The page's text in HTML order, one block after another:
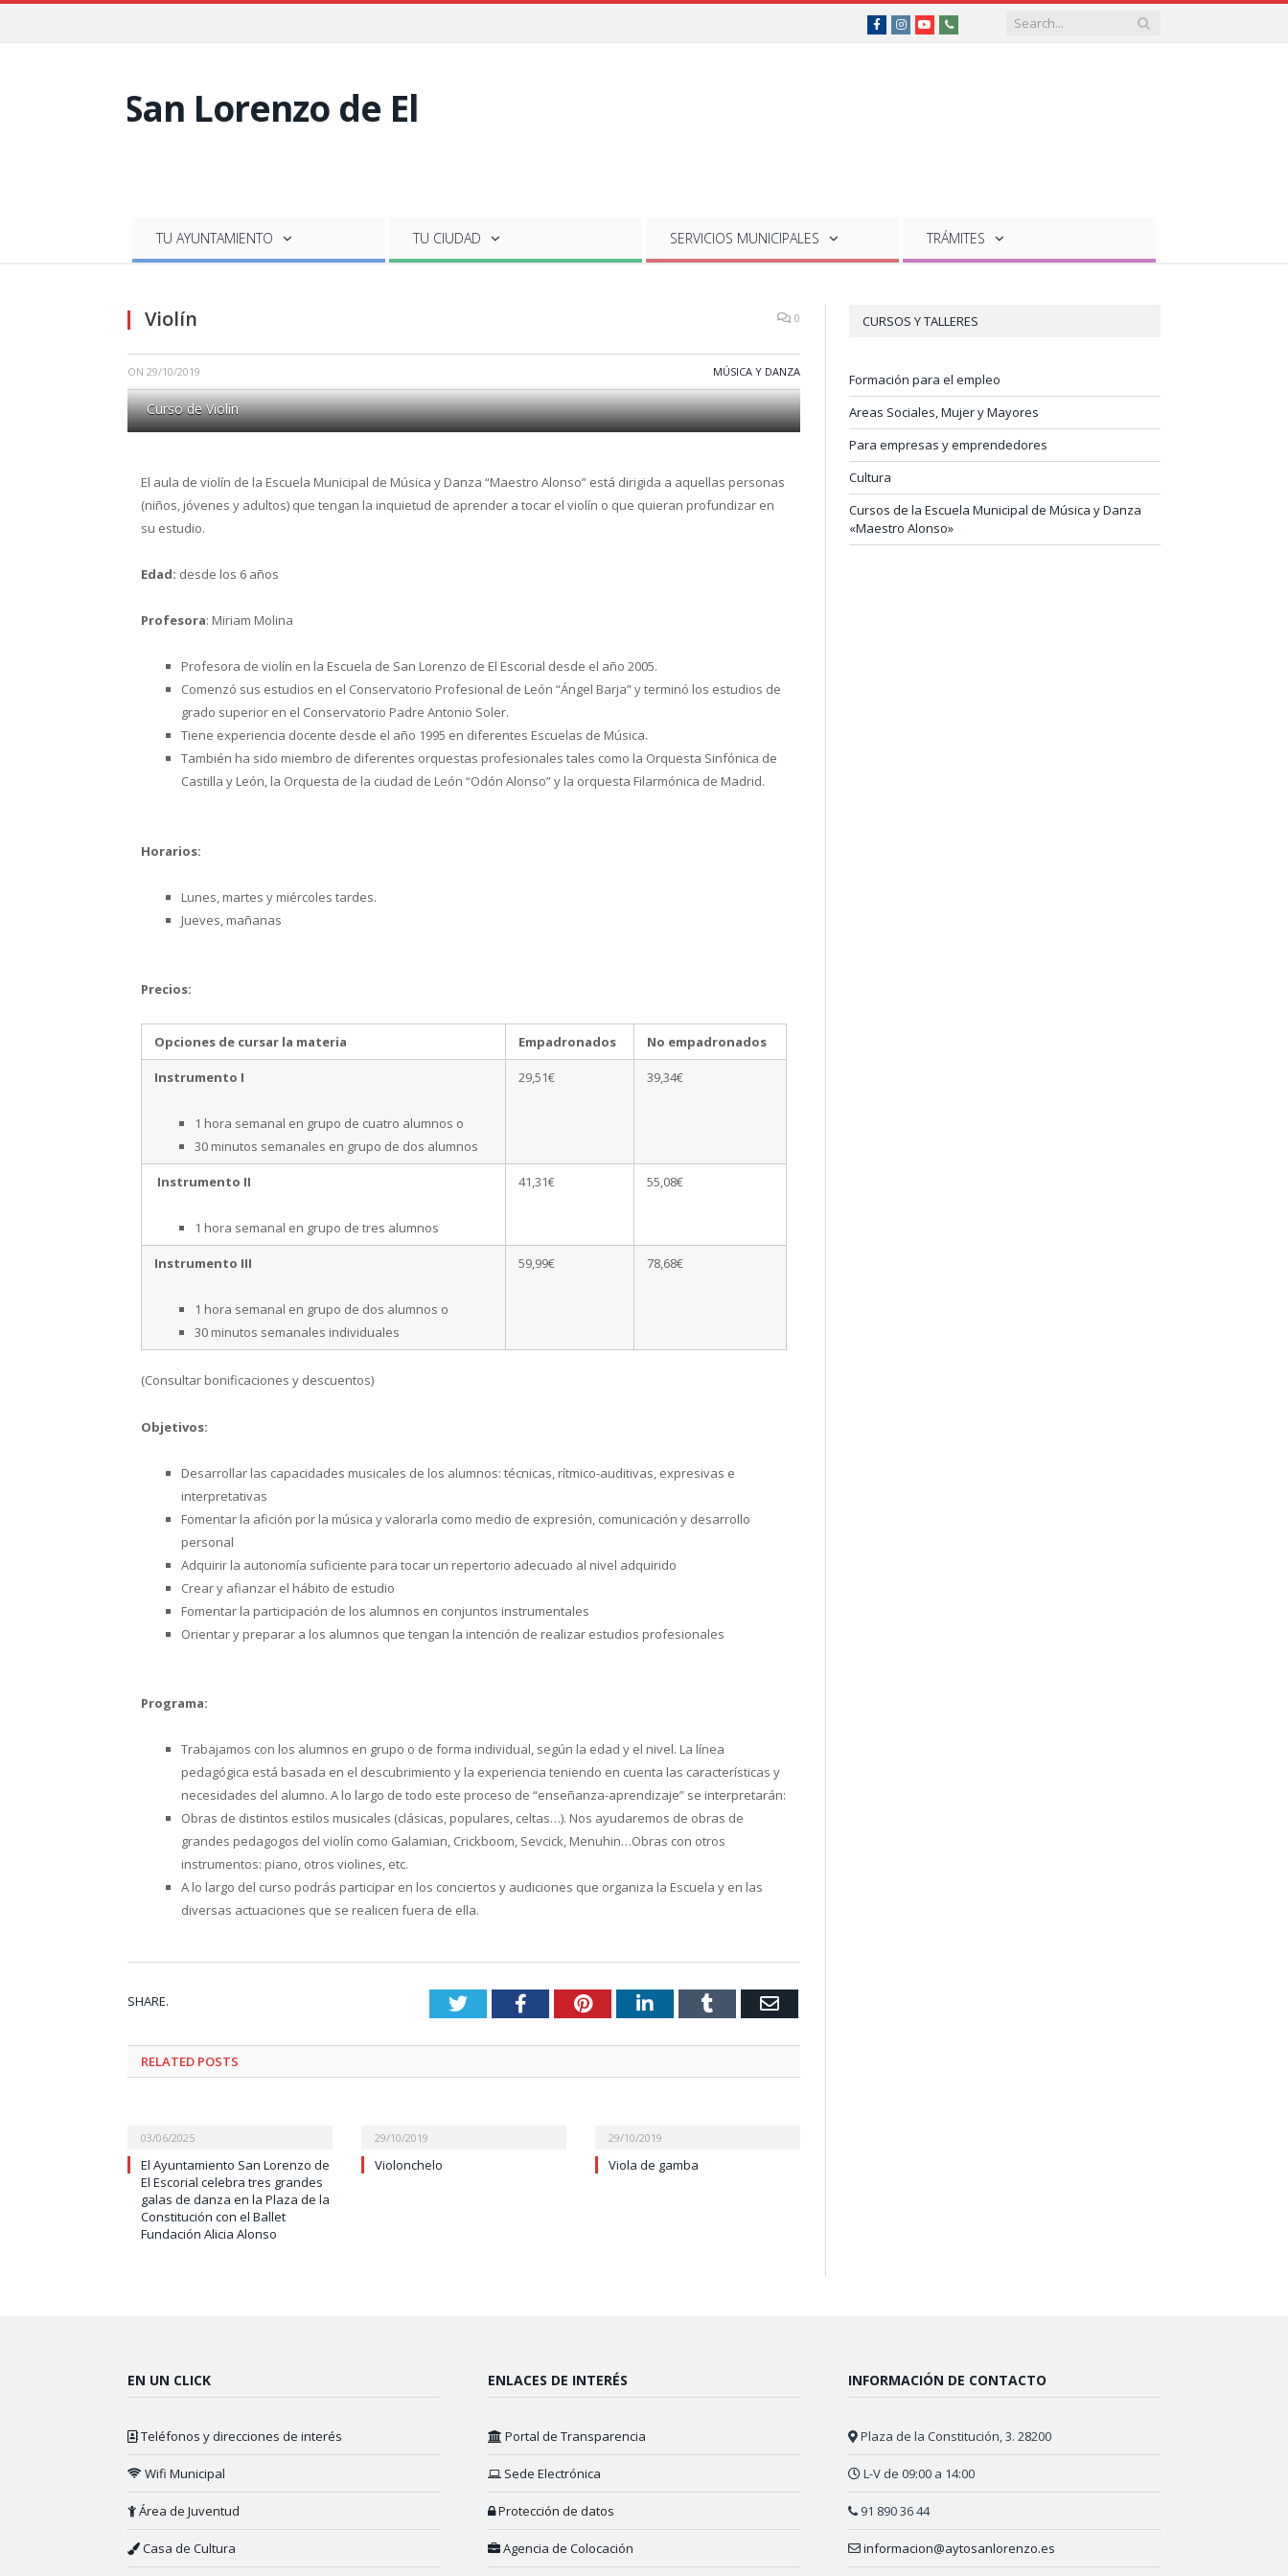
FacebookInstagramYouTubeTeléfonos
de
TU AYUNTAMIENTO TU CIUDAD SERVICIOS MUNICIPALES TRÁMITES
Violín 0
ON 29/10/2019 MÚSICA Y DANZA
Curso de Violín
El aula de violín de la Escuela Municipal de Música y Danza “Maestro Alonso” está dirigida a aquellas personas
(niños, jóvenes y adultos) que tengan la inquietud de aprender a tocar el violín o que quieran profundizar en
su estudio.
Edad: desde los 6 años
Profesora: Miriam Molina
Profesora de violín en la Escuela de San Lorenzo de El Escorial desde el año 2005.
Comenzó sus estudios en el Conservatorio Profesional de León “Ángel Barja” y terminó los estudios de
grado superior en el Conservatorio Padre Antonio Soler.
Tiene experiencia docente desde el año 1995 en diferentes Escuelas de Música.
También ha sido miembro de diferentes orquestas profesionales tales como la Orquesta Sinfónica de
Castilla y León, la Orquesta de la ciudad de León “Odón Alonso” y la orquesta Filarmónica de Madrid.
Horarios:
Lunes, martes y miércoles tardes.
Jueves, mañanas
Precios:
Opciones de cursar la materia Empadronados No empadronados
Instrumento I
1 hora semanal en grupo de cuatro alumnos o
30 minutos semanales en grupo de dos alumnos
29,51€ 39,34€
Instrumento II
1 hora semanal en grupo de tres alumnos
41,31€ 55,08€
Instrumento III
1 hora semanal en grupo de dos alumnos o
30 minutos semanales individuales
59,99€ 78,68€
(Consultar bonificaciones y descuentos)
Objetivos:
Desarrollar las capacidades musicales de los alumnos: técnicas, rítmico-auditivas, expresivas e
interpretativas
Fomentar la afición por la música y valorarla como medio de expresión, comunicación y desarrollo
personal
Adquirir la autonomía suficiente para tocar un repertorio adecuado al nivel adquirido
Crear y afianzar el hábito de estudio
Fomentar la participación de los alumnos en conjuntos instrumentales
Orientar y preparar a los alumnos que tengan la intención de realizar estudios profesionales
Programa:
Trabajamos con los alumnos en grupo o de forma individual, según la edad y el nivel. La línea
pedagógica está basada en el descubrimiento y la experiencia teniendo en cuenta las características y
necesidades del alumno. A lo largo de todo este proceso de “enseñanza-aprendizaje” se interpretarán:
Obras de distintos estilos musicales (clásicas, populares, celtas…). Nos ayudaremos de obras de
grandes pedagogos del violín como Galamian, Crickboom, Sevcick, Menuhin…Obras con otros
instrumentos: piano, otros violines, etc.
A lo largo del curso podrás participar en los conciertos y audiciones que organiza la Escuela y en las
diversas actuaciones que se realicen fuera de ella.
SHARE. TwitterFacebookPinterestLinkedInTumblr Email
RELATED POSTS
03/06/2025
El Ayuntamiento San Lorenzo de
El Escorial celebra tres grandes
galas de danza en la Plaza de la
Constitución con el Ballet
Fundación Alicia Alonso
29/10/2019
Violonchelo
29/10/2019
Viola de gamba
CURSOS Y TALLERES
Formación para el empleo
Areas Sociales, Mujer y Mayores
Para empresas y emprendedores
Cultura
Cursos de la Escuela Municipal de Música y Danza
«Maestro Alonso»
EN UN CLICK
Teléfonos y direcciones de interés
Wifi Municipal
Área de Juventud
Casa de Cultura
ENLACES DE INTERÉS
Portal de Transparencia
Sede Electrónica
Protección de datos
Agencia de Colocación
INFORMACIÓN DE CONTACTO
Plaza de la Constitución, 3. 28200
L-V de 09:00 a 14:00
91 890 36 44
informacion@aytosanlorenzo.es